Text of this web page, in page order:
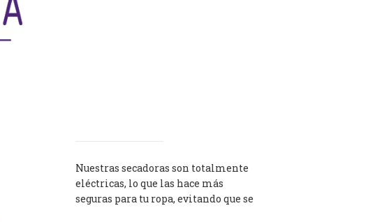
Nuestras secadoras son totalmente
eléctricas, lo que las hace más
seguras para tu ropa, evitando que se